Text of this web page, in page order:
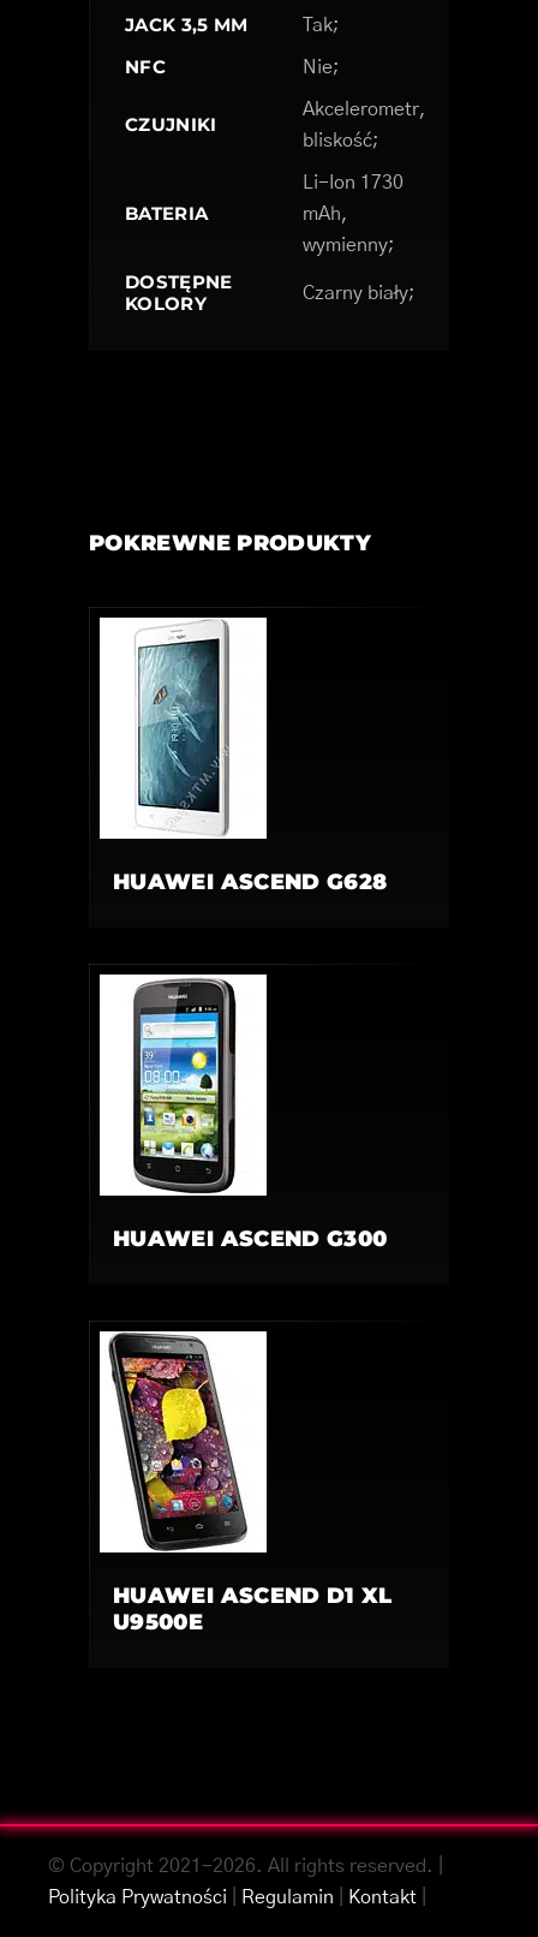
JACK 3,5 MM Tak;
NFC Nie;
CZUJNIKI
Akcelerometr,
bliskość;
BATERIA
Li-Ion 1730
mAh,
wymienny;
DOSTĘPNE
KOLORY
Czarny biały;
POKREWNE PRODUKTY
HUAWEI ASCEND G628
HUAWEI ASCEND G300
HUAWEI ASCEND D1 XL
U9500E
© Copyright 2021-2026. All rights reserved. |
Polityka Prywatności
Regulamin Kontakt